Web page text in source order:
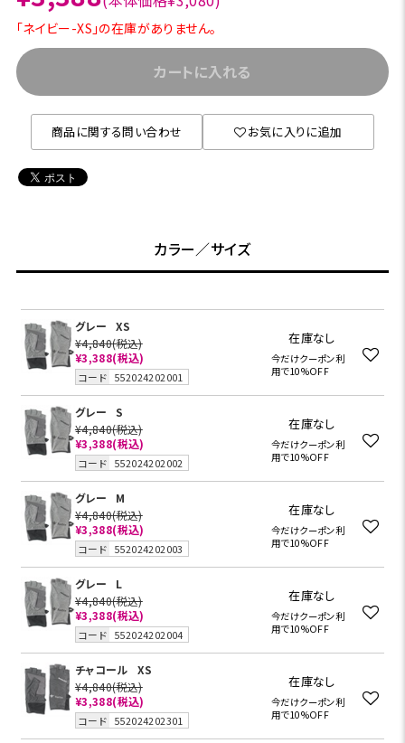
「ネイビー-XS」の在庫がありません。
カートに入れる
商品に関する問い合わせ お気に入りに追加
カラー／サイズ
グレー
XS
¥4,840(税込)
¥3,388(税込)
コード 552024202001
在庫なし
今だけクーポン利
用で10%OFF
グレー
S
¥4,840(税込)
¥3,388(税込)
コード 552024202002
在庫なし
今だけクーポン利
用で10%OFF
グレー
M
¥4,840(税込)
¥3,388(税込)
コード 552024202003
在庫なし
今だけクーポン利
用で10%OFF
グレー
L
¥4,840(税込)
¥3,388(税込)
コード 552024202004
在庫なし
今だけクーポン利
用で10%OFF
チャコール
XS
¥4,840(税込)
¥3,388(税込)
コード 552024202301
在庫なし
今だけクーポン利
用で10%OFF